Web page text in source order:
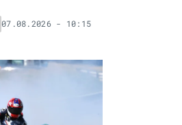
07.08.2026 - 10:15